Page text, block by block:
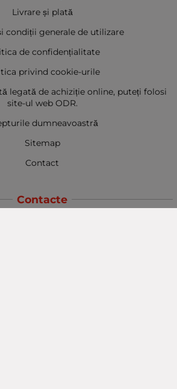
Livrare și plată
condiții generale de utilizare
de confidențialitate
privind cookie-urile
legată de achiziție online, puteți folosi
site-ul web ODR.
dumneavoastră
Sitemap
Contact
Contacte